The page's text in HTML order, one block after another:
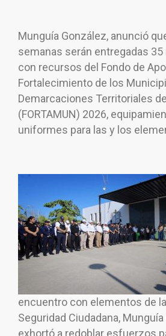
Munguía González, anunció
semanas serán entregadas
con recursos del Fondo de
Fortalecimiento de los
Demarcaciones Territoriales
(FORTAMUN) 2026,
uniformes para las y los
encuentro con elementos de
Seguridad Ciudadana,
exhortó a redoblar esfuerzos